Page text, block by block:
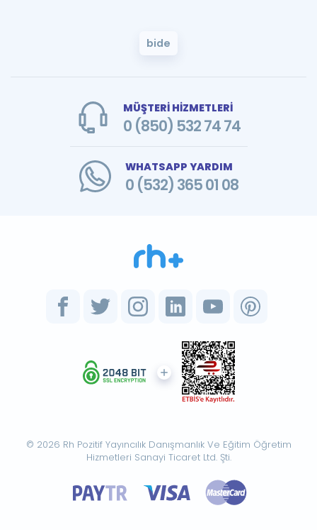
bide
MÜŞTERİ HİZMETLERİ
0 (850) 532 74 74
WHATSAPP YARDIM
0 (532) 365 01 08
© 2026 Rh Pozitif Yayıncılık Danışmanlık Ve Eğitim Öğretim
Hizmetleri Sanayi Ticaret Ltd. Şti.